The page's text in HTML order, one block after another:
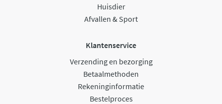
Huisdier
Afvallen & Sport
Klantenservice
Verzending en bezorging
Betaalmethoden
Rekeninginformatie
Bestelproces